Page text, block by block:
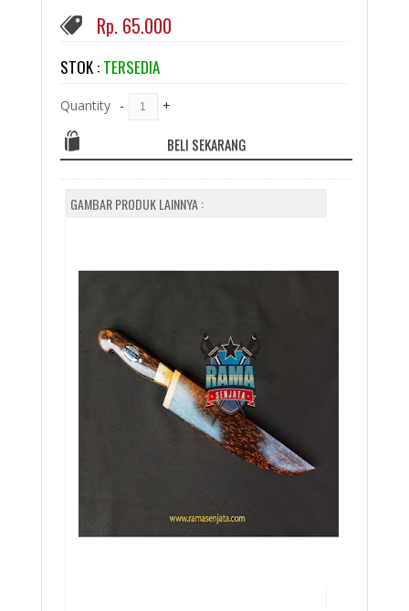
Rp. 65.000
STOK : TERSEDIA
Quantity - +
BELI SEKARANG
GAMBAR PRODUK LAINNYA :